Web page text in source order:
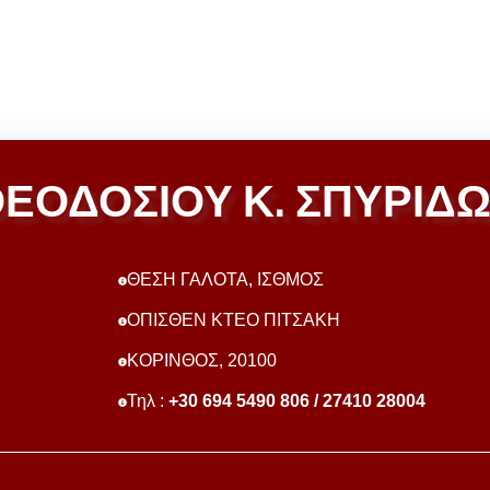
Κ.
ΘΕΣΗ ΓΑΛΟΤΑ, ΙΣΘΜΟΣ
ΟΠΙΣΘΕΝ ΚΤΕΟ ΠΙΤΣΑΚΗ
ΚΟΡΙΝΘΟΣ, 20100
Τηλ : +30 694 5490 806 / 27410 28004